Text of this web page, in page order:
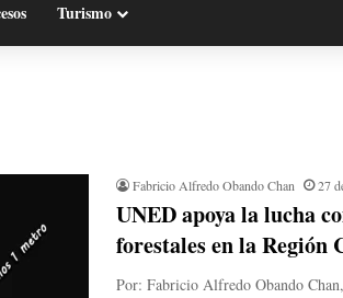
Turismo
Fabricio Alfredo Obando Chan 27
UNED apoya la lucha
forestales en la Región
Por: Fabricio Alfredo Obando